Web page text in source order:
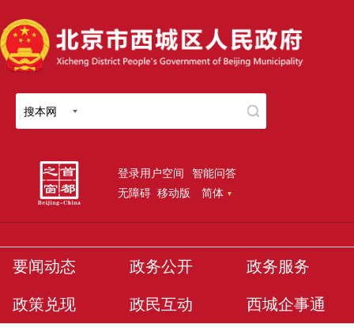
搜本网
登录用户空间 智能问答
无障碍 移动版 简体
要闻动态 政务公开 政务服务
政策兑现 政民互动 西城企事通